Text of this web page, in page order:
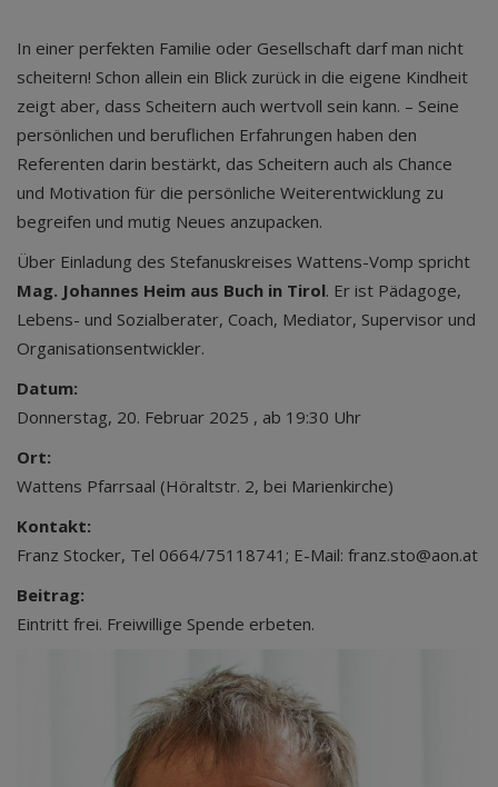
In einer perfekten Familie oder Gesellschaft darf man nicht
scheitern! Schon allein ein Blick zurück in die eigene Kindheit
zeigt aber, dass Scheitern auch wertvoll sein kann. – Seine
persönlichen und beruflichen Erfahrungen haben den
Referenten darin bestärkt, das Scheitern auch als Chance
und Motivation für die persönliche Weiterentwicklung zu
begreifen und mutig Neues anzupacken.
Über Einladung des Stefanuskreises Wattens-Vomp spricht
Mag. Johannes Heim aus Buch in Tirol. Er ist Pädagoge,
Lebens- und Sozialberater, Coach, Mediator, Supervisor und
Organisationsentwickler.
Datum:
Donnerstag, 20. Februar 2025 , ab 19:30 Uhr
Ort:
Wattens Pfarrsaal (Höraltstr. 2, bei Marienkirche)
Kontakt:
Franz Stocker, Tel 0664/75118741; E-Mail: franz.sto@aon.at
Beitrag:
Eintritt frei. Freiwillige Spende erbeten.